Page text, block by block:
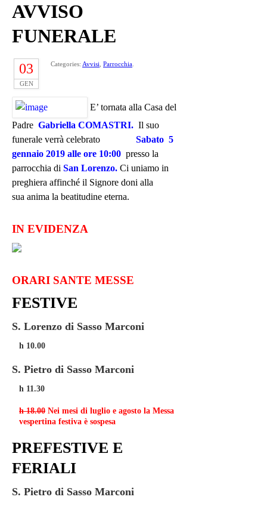
AVVISO
FUNERALE
03
GEN
Categories: Avvisi Parrocchia
E’ tornata alla Casa del
Padre Gabriella COMASTRI. Il suo
funerale verrà celebrato
Sabato 5
gennaio 2019 alle ore 10:00 presso la
parrocchia di San Lorenzo. Ci uniamo in
preghiera affinché il Signore doni alla
sua anima la beatitudine eterna.
IN EVIDENZA
ORARI SANTE MESSE
FESTIVE
S. Lorenzo di Sasso Marconi
h 10.00
S. Pietro di Sasso Marconi
h 11.30
h 18.00 Nei mesi di luglio e agosto la Messa
vespertina festiva è sospesa
PREFESTIVE E
FERIALI
S. Pietro di Sasso Marconi